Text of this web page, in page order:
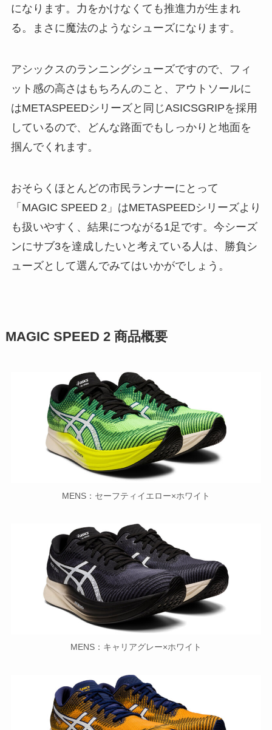
になります。力をかけなくても推進力が生まれ
る。まさに魔法のようなシューズになります。
アシックスのランニングシューズですので、フィ
ット感の高さはもちろんのこと、アウトソールに
はMETASPEEDシリーズと同じASICSGRIPを採用
しているので、どんな路面でもしっかりと地面を
掴んでくれます。
おそらくほとんどの市民ランナーにとって
「MAGIC SPEED 2」はMETASPEEDシリーズより
も扱いやすく、結果につながる1足です。今シーズ
ンにサブ3を達成したいと考えている人は、勝負シ
ューズとして選んでみてはいかがでしょう。
MAGIC SPEED 2 商品概要
MENS：セーフティイエロー×ホワイト
MENS：キャリアグレー×ホワイト